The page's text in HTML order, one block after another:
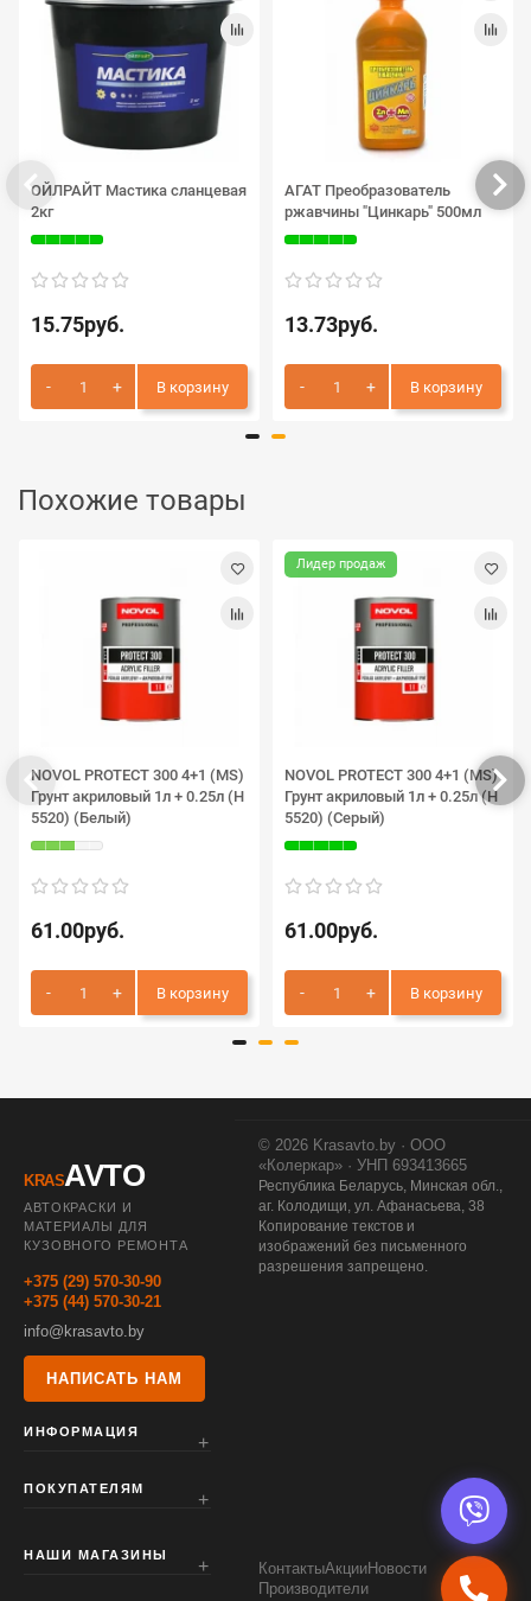
ОЙЛРАЙТ Мастика сланцевая
2кг
15.75руб.
В корзину
АГАТ Преобразователь
ржавчины "Цинкарь" 500мл
13.73руб.
В корзину
Похожие товары
NOVOL PROTECT 300 4+1 (MS)
Грунт акриловый 1л + 0.25л (H
5520) (Белый)
61.00руб.
В корзину
Лидер продаж
NOVOL PROTECT 300 4+1 (MS)
Грунт акриловый 1л + 0.25л (H
5520) (Серый)
61.00руб.
В корзину
KRASAVTO
АВТОКРАСКИ И
МАТЕРИАЛЫ ДЛЯ
КУЗОВНОГО РЕМОНТА
+375 (29) 570-30-90
+375 (44) 570-30-21
info@krasavto.by
НАПИСАТЬ НАМ
ИНФОРМАЦИЯ
ПОКУПАТЕЛЯМ
НАШИ МАГАЗИНЫ
© 2026 Krasavto.by · ООО
«Колеркар» · УНП 693413665
Республика Беларусь, Минская обл.,
аг. Колодищи, ул. Афанасьева, 38
Копирование текстов и
изображений без письменного
разрешения запрещено.
КонтактыАкцииНовости
Производители